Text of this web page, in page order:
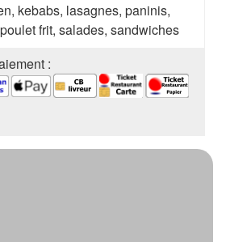
kebabs, lasagnes, paninis,
frit, salades, sandwiches
: